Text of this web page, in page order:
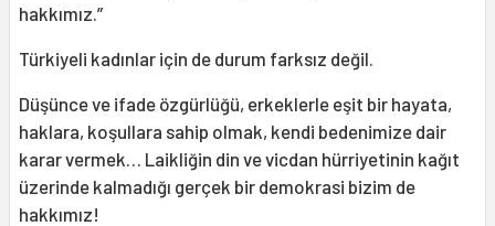
hakkımız.”
Türkiyeli kadınlar için de durum farksız değil.
Düşünce ve ifade özgürlüğü, erkeklerle eşit bir hayata,
haklara, koşullara sahip olmak, kendi bedenimize dair
karar vermek… Laikliğin din ve vicdan hürriyetinin kağıt
üzerinde kalmadığı gerçek bir demokrasi bizim de
hakkımız!